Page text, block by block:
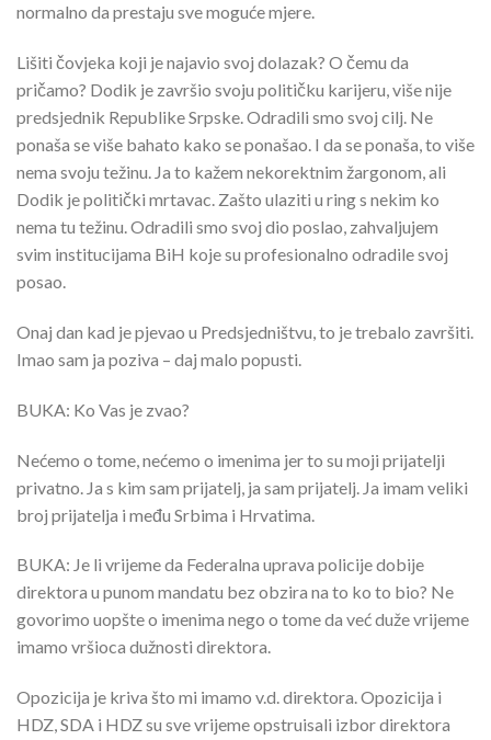
normalno da prestaju sve moguće mjere.
Lišiti čovjeka koji je najavio svoj dolazak? O čemu da
pričamo? Dodik je završio svoju političku karijeru, više nije
predsjednik Republike Srpske. Odradili smo svoj cilj. Ne
ponaša se više bahato kako se ponašao. I da se ponaša, to više
nema svoju težinu. Ja to kažem nekorektnim žargonom, ali
Dodik je politički mrtavac. Zašto ulaziti u ring s nekim ko
nema tu težinu. Odradili smo svoj dio poslao, zahvaljujem
svim institucijama BiH koje su profesionalno odradile svoj
posao.
Onaj dan kad je pjevao u Predsjedništvu, to je trebalo završiti.
Imao sam ja poziva – daj malo popusti.
BUKA: Ko Vas je zvao?
Nećemo o tome, nećemo o imenima jer to su moji prijatelji
privatno. Ja s kim sam prijatelj, ja sam prijatelj. Ja imam veliki
broj prijatelja i među Srbima i Hrvatima.
BUKA: Je li vrijeme da Federalna uprava policije dobije
direktora u punom mandatu bez obzira na to ko to bio? Ne
govorimo uopšte o imenima nego o tome da već duže vrijeme
imamo vršioca dužnosti direktora.
Opozicija je kriva što mi imamo v.d. direktora. Opozicija i
HDZ, SDA i HDZ su sve vrijeme opstruisali izbor direktora